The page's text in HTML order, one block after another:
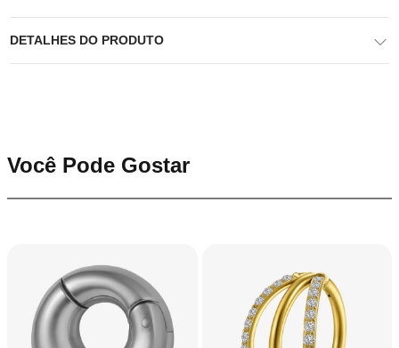
DETALHES DO PRODUTO
Você Pode Gostar